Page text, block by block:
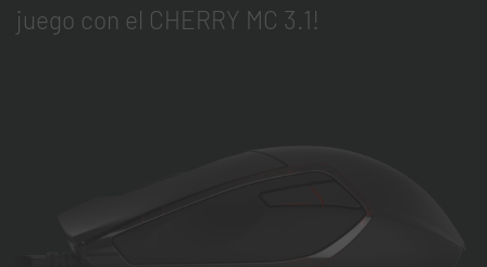
juego con el CHERRY MC 3.1!